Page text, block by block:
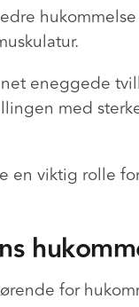
eneggede
med
en viktig rolle
for